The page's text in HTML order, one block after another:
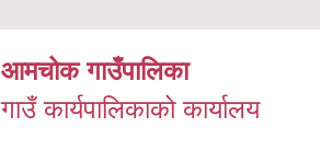
आमचोक गाउँपालिका
गाउँ कार्यपालिकाको कार्यालय